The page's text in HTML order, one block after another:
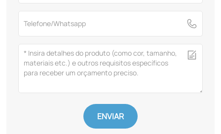
ENVIAR